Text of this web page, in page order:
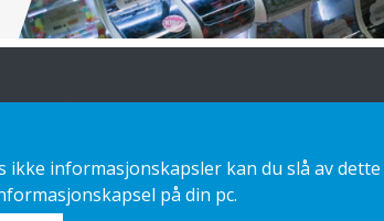
Vårt tilbud
Sustainable choice
Custom-made
Kontakt
informasjonskapsler kan du slå av
på din pc.